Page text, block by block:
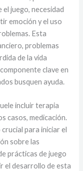
juego, necesidad
emoción y el uso
Esta
problemas
de la vida
clave en
busquen ayuda.
incluir terapia
casos, medicación.
para iniciar el
sobre las
prácticas de juego
el desarrollo de esta